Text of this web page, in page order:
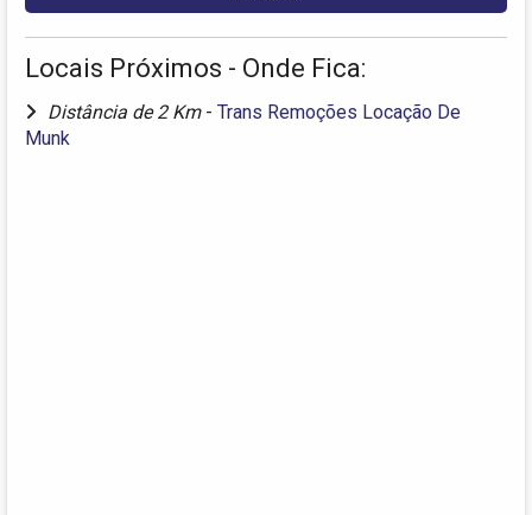
Locais Próximos - Onde Fica:
Distância de 2 Km - Trans Remoções Locação De
Munk